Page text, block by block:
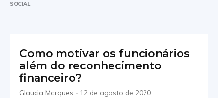
SOCIAL
Como motivar os funcionários
além do reconhecimento
financeiro?
Glaucia Marques - 12 de agosto de 2020